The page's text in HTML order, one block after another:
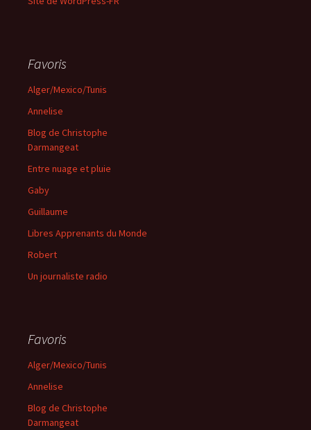
Favoris
Alger/Mexico/Tunis
Annelise
Blog de Christophe
Darmangeat
Entre nuage et pluie
Gaby
Guillaume
Libres Apprenants du Monde
Robert
Un journaliste radio
Favoris
Alger/Mexico/Tunis
Annelise
Blog de Christophe
Darmangeat